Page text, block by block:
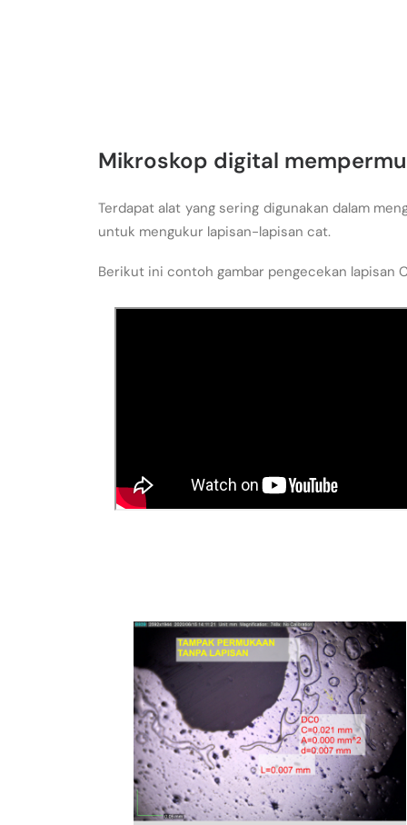
Mikroskop digital
Terdapat alat yang sering digunakan dalam
untuk mengukur lapisan-lapisan cat.
Berikut ini contoh gambar pengecekan lapisan